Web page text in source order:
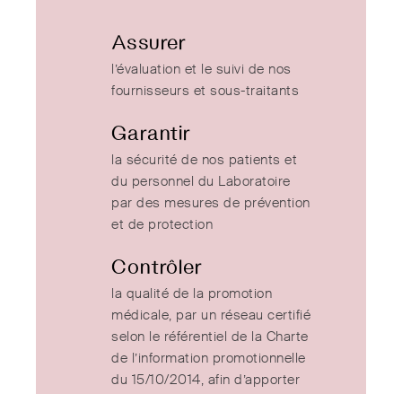
Assurer
l’évaluation et le suivi de nos
fournisseurs et sous-traitants
Garantir
la sécurité de nos patients et
du personnel du Laboratoire
par des mesures de prévention
et de protection
Contrôler
la qualité de la promotion
médicale, par un réseau certifié
selon le référentiel de la Charte
de l’information promotionnelle
du 15/10/2014, afin d’apporter